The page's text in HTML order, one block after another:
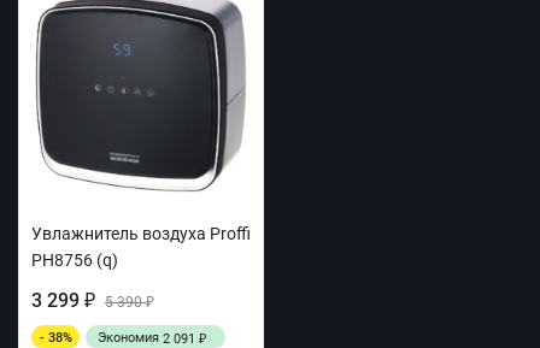
Увлажнитель воздуха Proffi
PH8756 (q)
3 299 ₽ 5 390₽
- 38% Экономия 2 091 ₽